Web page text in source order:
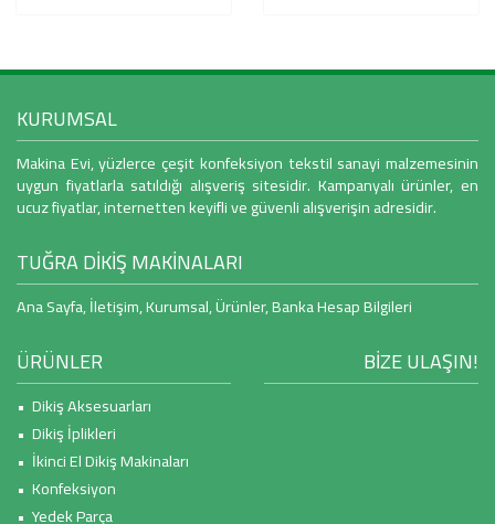
KURUMSAL
Makina Evi, yüzlerce çeşit konfeksiyon tekstil sanayi malzemesinin
uygun fiyatlarla satıldığı alışveriş sitesidir. Kampanyalı ürünler, en
ucuz fiyatlar, internetten keyifli ve güvenli alışverişin adresidir.
TUĞRA DİKİŞ MAKİNALARI
Ana Sayfa,İletişim,Kurumsal,Ürünler,Banka Hesap Bilgileri
ÜRÜNLER
• Dikiş Aksesuarları
• Dikiş İplikleri
• İkinci El Dikiş Makinaları
• Konfeksiyon
• Yedek Parça
BİZE ULAŞIN!